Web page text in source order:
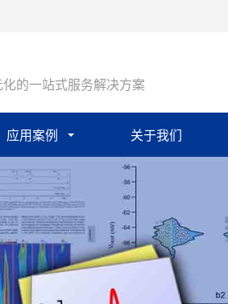
的一站式服务解决方案
应用案例 关于我们